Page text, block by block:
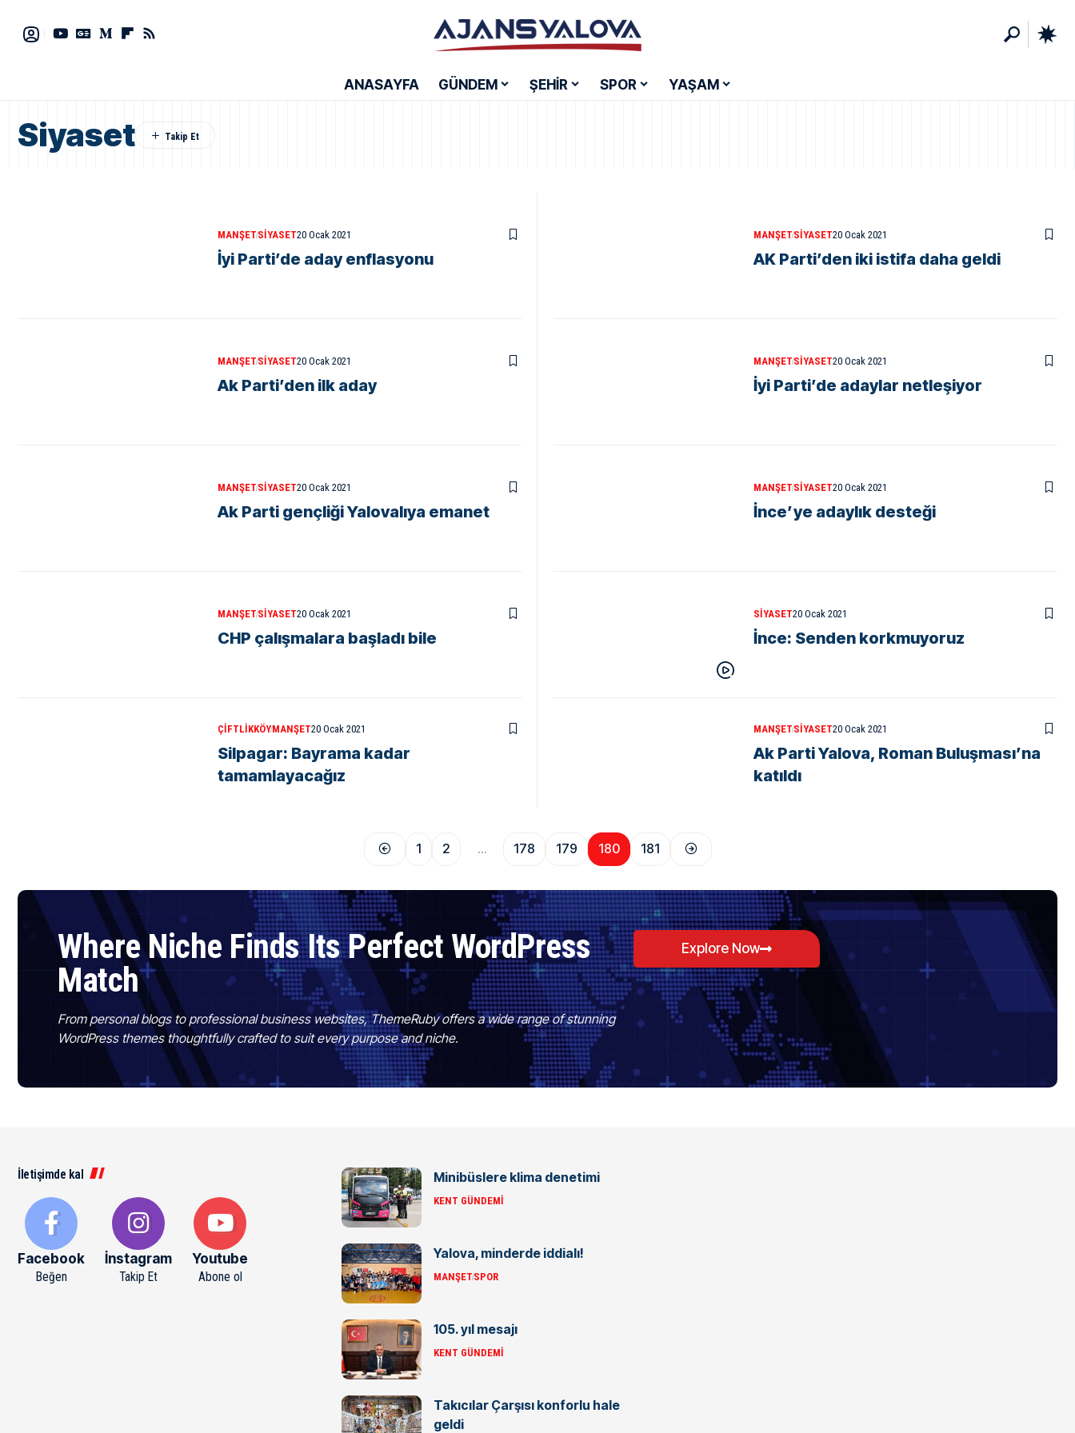
ANASAYFA GÜNDEM ŞEHİR SPOR YAŞAM
Siyaset
MANŞETSIYASET20 Ocak 2021
İyi Parti’de aday enflasyonu
MANŞETSIYASET20 Ocak 2021
AK Parti’den iki istifa daha geldi
MANŞETSIYASET20 Ocak 2021
Ak Parti’den ilk aday
MANŞETSIYASET20 Ocak 2021
İyi Parti’de adaylar netleşiyor
MANŞETSIYASET20 Ocak 2021
Ak Parti gençliği Yalovalıya emanet
MANŞETSIYASET20 Ocak 2021
İnce’ye adaylık desteği
MANŞETSIYASET20 Ocak 2021
CHP çalışmalara başladı bile
SIYASET20 Ocak 2021
İnce: Senden korkmuyoruz
ÇIFTLIKKÖYMANŞET20 Ocak 2021
Silpagar: Bayrama kadar
tamamlayacağız
MANŞETSIYASET20 Ocak 2021
Ak Parti Yalova, Roman Buluşması’na
katıldı
1 2 … 178 179 180 181
Where Niche Finds Its Perfect WordPress
Match
From personal blogs to professional business websites, ThemeRuby offers a wide range of stunning
WordPress themes thoughtfully crafted to suit every purpose and niche.
Explore Now
İletişimde kal
Facebook
Beğen
İnstagram
Takip Et
Youtube
Abone ol
Minibüslere klima denetimi
KENT GÜNDEMI
Yalova, minderde iddialı!
MANŞETSPOR
105. yıl mesajı
KENT GÜNDEMI
Takıcılar Çarşısı konforlu hale
geldi